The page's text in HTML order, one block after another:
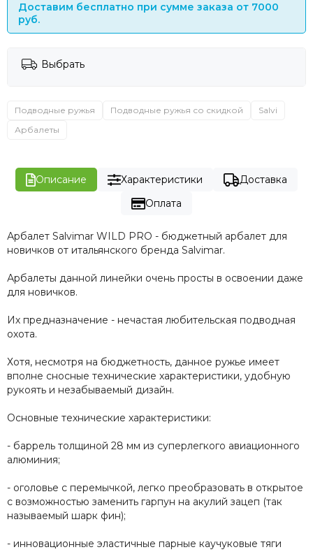
Доставим бесплатно при сумме заказа от 7000
руб.
Выбрать
Подводные ружья Подводные ружья со скидкой
Salvi
Арбалеты
Описание Характеристики
Доставка
Оплата
Арбалет Salvimar WILD PRO - бюджетный арбалет для
новичков от итальянского бренда Salvimar.
Арбалеты данной линейки очень просты в освоении даже
для новичков.
Их предназначение - нечастая любительская подводная
охота.
Хотя, несмотря на бюджетность, данное ружье имеет
вполне сносные технические характеристики, удобную
рукоять и незабываемый дизайн.
Основные технические характеристики:
- баррель толщиной 28 мм из суперлегкого авиационного
алюминия;
- оголовье с перемычкой, легко преобразовать в открытое
с возможностью заменить гарпун на акулий зацеп (так
называемый шарк фин);
- инновационные эластичные парные каучуковые тяги